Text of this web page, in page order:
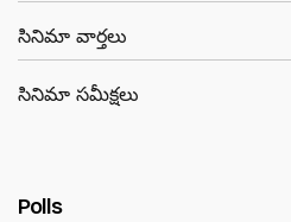
సినిమా వార్తలు
సినిమా సమీక్షలు
Polls